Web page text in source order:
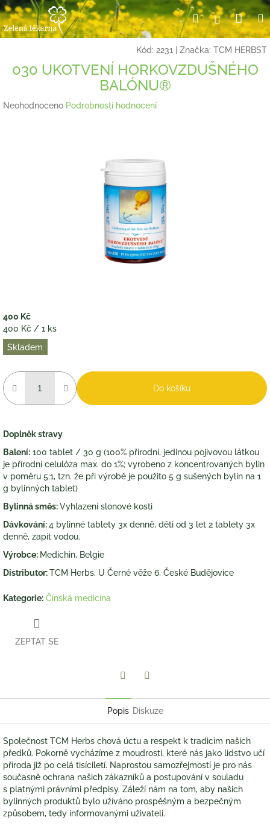
Přejít
na
obsah
HledatPřihlášení
Kód: 2231 Značka: TCM HERBST
030 UKOTVENÍ HORKOVZDUŠNÉHO
BALÓNU®
Průměrné
Neohodnoceno Podrobnosti hodnocení
400 Kč
Měrná
cena:
400 Kč / 1 ks
Skladem
Do košíku
Doplněk stravy
Balení: 100 tablet / 30 g (100% přírodní, jedinou pojivovou látkou
je přírodní celulóza max. do 1%; vyrobeno z koncentrovaných bylin
v poměru 5:1, tzn. že při výrobě je použito 5 g sušených bylin na 1
g bylinných tablet)
Bylinná směs:Vyhlazení slonové kosti
Dávkování:4 bylinné tablety 3x denně, děti od 3 let 2 tablety 3x
denně, zapít vodou.
Výrobce: Medichin, Belgie
Distributor:TCM Herbs, U Černé věže 6, České Budějovice
Kategorie: Čínská medicína
ZEPTAT SE
Popis Diskuze
Společnost TCM Herbs chová úctu a respekt k tradicím našich
předků. Pokorně vycházíme z moudrosti, které nás jako lidstvo učí
příroda již po celá tisíciletí. Naprostou samozřejmostí je pro nás
současně ochrana našich zákazníků a postupování v souladu
s platnými právními předpisy. Záleží nám na tom, aby našich
bylinných produktů bylo užíváno prospěšným a bezpečným
způsobem, tedy informovanými uživateli.